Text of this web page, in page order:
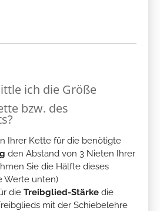
ich die Größe
bzw. des
Ihrer Kette für die benötigte
den Abstand von 3 Nieten Ihrer
Sie die Hälfte dieses
Werte unten)
die Treibglied-Stärke die
mit der Schiebelehre